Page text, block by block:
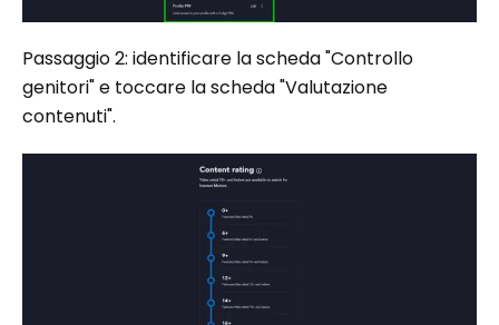
Passaggio 2: identificare la scheda "Controllo
genitori" e toccare la scheda "Valutazione
contenuti".